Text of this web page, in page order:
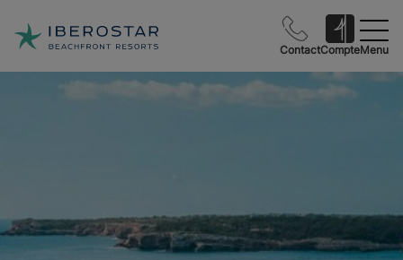
ContactCompteMenu